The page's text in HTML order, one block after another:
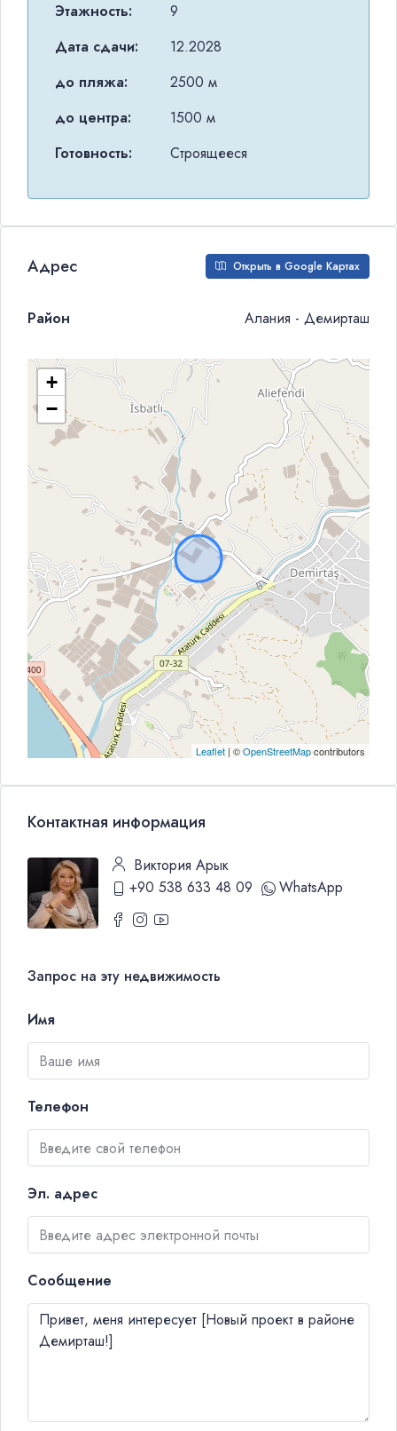
Этажность:
9
Дата сдачи:
12.2028
до пляжа:
2500 м
до центра:
1500 м
Готовность:
Строящееся
Адрес Открыть в Google Картах
Район Алания - Демирташ
+
−
Leaflet| ©OpenStreetMapcontributors
Контактная информация
Виктория Арык
+90 538 633 48 09
WhatsApp
Запрос на эту недвижимость
Имя
Телефон
Эл. адрес
Сообщение